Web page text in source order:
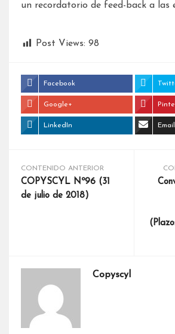
un recordatorio de feed-back a las
Post Views: 98
Facebook
Google+
LinkedIn Email
CONTENIDO ANTERIOR
COPYSCYL Nº96 (31
de julio de 2018)
Copyscyl